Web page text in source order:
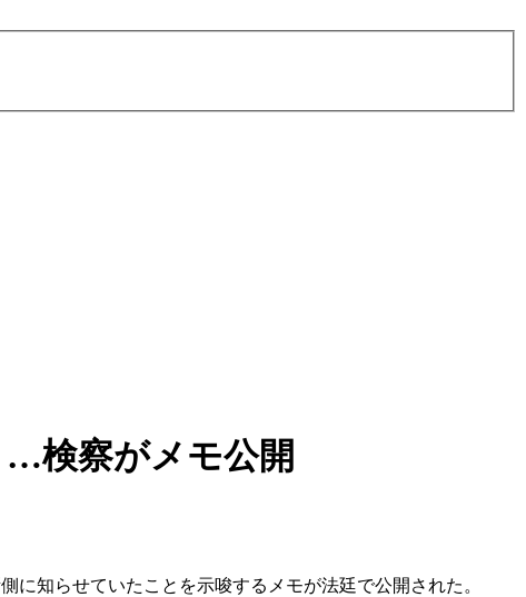
…検察がメモ公開
知らせていたことを示唆するメモが法廷で公開された。